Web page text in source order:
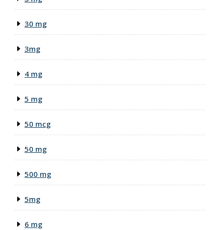
30 mg
3mg
4 mg
5 mg
50 mcg
50 mg
500 mg
5mg
6 mg